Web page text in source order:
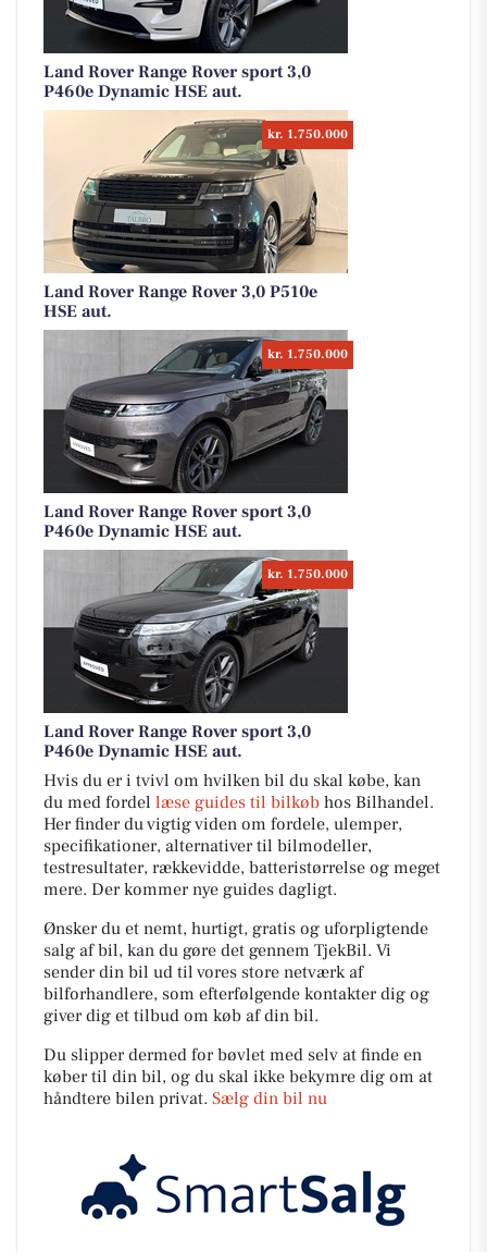
Land Rover Range Rover sport 3,0
P460e Dynamic HSE aut.
kr. 1.750.000
Land Rover Range Rover 3,0 P510e
HSE aut.
kr. 1.750.000
Land Rover Range Rover sport 3,0
P460e Dynamic HSE aut.
kr. 1.750.000
Land Rover Range Rover sport 3,0
P460e Dynamic HSE aut.
Hvis du er i tvivl om hvilken bil du skal købe, kan
du med fordel læse guides til bilkøb hos Bilhandel.
Her finder du vigtig viden om fordele, ulemper,
specifikationer, alternativer til bilmodeller,
testresultater, rækkevidde, batteristørrelse og meget
mere. Der kommer nye guides dagligt.
Ønsker du et nemt, hurtigt, gratis og uforpligtende
salg af bil, kan du gøre det gennem TjekBil. Vi
sender din bil ud til vores store netværk af
bilforhandlere, som efterfølgende kontakter dig og
giver dig et tilbud om køb af din bil.
Du slipper dermed for bøvlet med selv at finde en
køber til din bil, og du skal ikke bekymre dig om at
håndtere bilen privat. Sælg din bil nu